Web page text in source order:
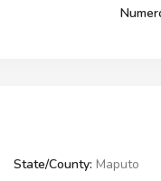
State/County: Maputo